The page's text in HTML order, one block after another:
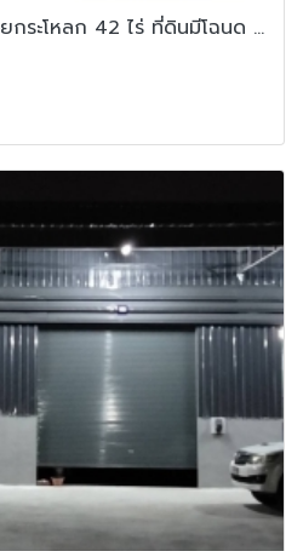
ด่วน ขายที่ดินแม่สอด-ห้วยกระโหลก 42 ไร่ ที่ดินมีโฉนด นส.4 ครุฑแดง